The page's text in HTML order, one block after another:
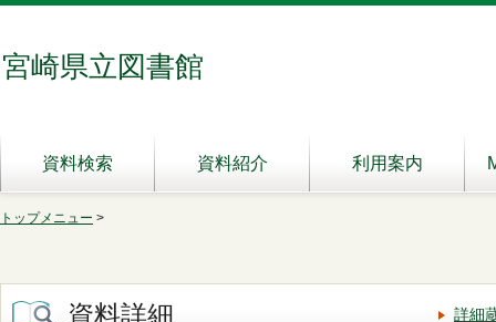
宮崎県立図書館
資料検索 資料紹介 利用案内
トップメニュー >
資料詳細 詳細